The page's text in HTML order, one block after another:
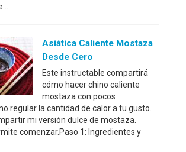
Asiática Caliente Mostaza
Desde Cero
Este instructable compartirá
cómo hacer chino caliente
mostaza con pocos
regular la cantidad de calor a tu gusto.
mi versión dulce de mostaza.
comenzar.Paso 1: Ingredientes y